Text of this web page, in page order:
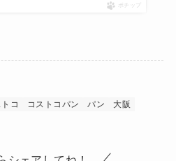
ポチップ
コ コストコパン パン
大阪